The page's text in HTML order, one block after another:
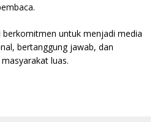
berkomitmen untuk menjadi media
bertanggung jawab, dan
luas.